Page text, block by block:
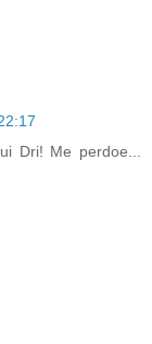
Dri! Me perdoe...